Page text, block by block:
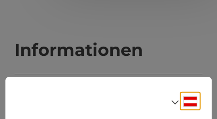
Informationen